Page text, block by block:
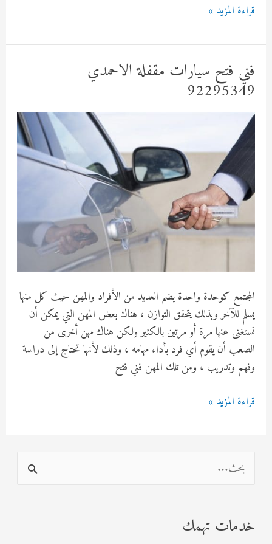
ارقام
السيارات
المقفلة
92295349
قراءة المزيد »
فني فتح سيارات مقفلة الاحمدي
92295349
المجتمع كوحدة واحدة يضم العديد من الأفراد والمهن حيث كل منها
يسلم للآخر وبذلك يتحقق التوازن ، هناك بعض المهن التي يمكن أن
نستغنى عنها مرة أو مرتين بالكثير ولكن هناك مهن أخرى من
الصعب أن يقوم أي فرد بأداء مهامه ، وذلك لأنها تحتاج إلى دراسة
وفهم وتدريب ، ومن تلك المهن فني فتح
فني
الاحمدي
قراءة المزيد »
ح
خدمات تهمك